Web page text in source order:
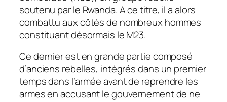
soutenu par le Rwanda. A ce titre, il a alors
combattu aux côtés de nombreux hommes
constituant désormais le M23.
Ce dernier est en grande partie composé
d’anciens rebelles, intégrés dans un premier
temps dans l’armée avant de reprendre les
armes en accusant le gouvernement de ne